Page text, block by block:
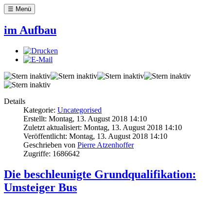
☰ Menü
im Aufbau
Details
Kategorie: Uncategorised
Erstellt: Montag, 13. August 2018 14:10
Zuletzt aktualisiert: Montag, 13. August 2018 14:10
Veröffentlicht: Montag, 13. August 2018 14:10
Geschrieben von Pierre Atzenhoffer
Zugriffe: 1686642
Die beschleunigte Grundqualifikation:
Umsteiger Bus
Jahr
Monat
Jahr
Monat